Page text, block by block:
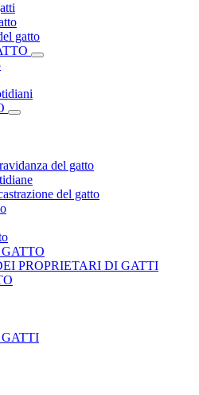
gatto
del gatto
del gatto
PROPRIETARI DI GATTI